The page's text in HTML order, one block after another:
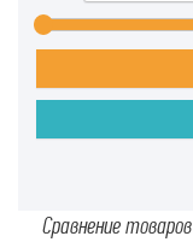
Сравнение товаров